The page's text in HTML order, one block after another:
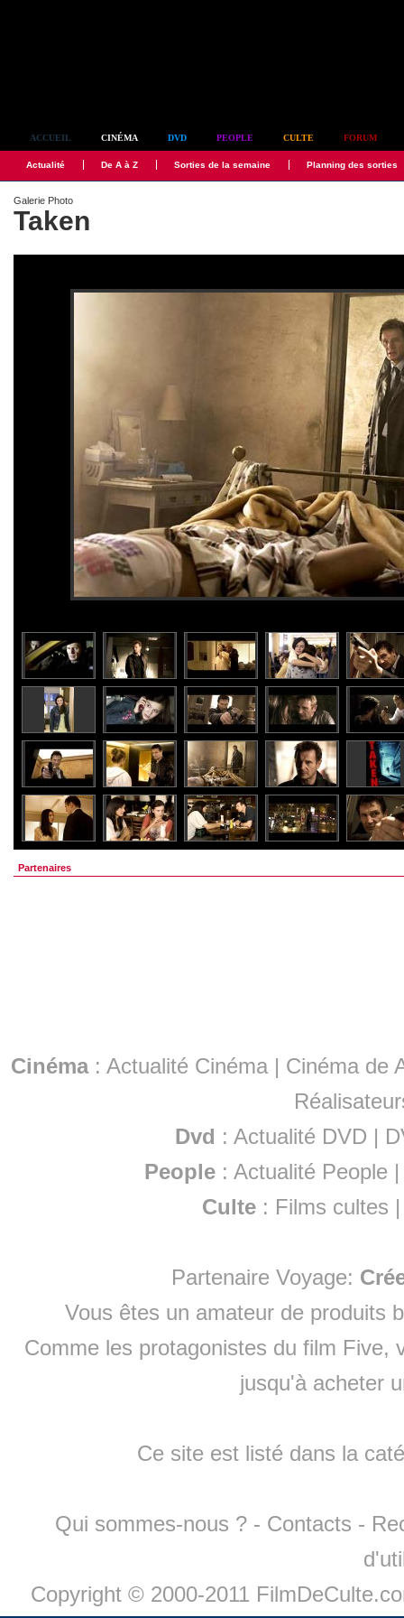
ACCUEIL CINÉMA DVD PEOPLE CULTE FORUM
Actualité De A à Z Sorties de la semaine Planning des sorties
Galerie Photo
Taken
Partenaires
Cinéma: Actualité Cinéma | Cinéma de
Dvd : Actualité DVD |
People :Actualité People
Culte : Films cultes
Partenaire Voyage:
Vous êtes un amateur de produits
Comme les protagonistes du film Five,
jusqu'à acheter
Ce site est listé dans la
Qui sommes-nous ? - Contacts -
Copyright © 2000-2011